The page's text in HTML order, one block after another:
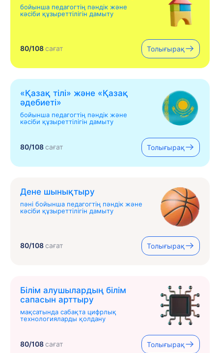
бойынша педагогтің пәндік және
кәсіби құзыреттілігін дамыту
80/108сағат Толығырақ
«Қазақ тілі» жəне «Қазақ
əдебиеті»
бойынша педагогтің пәндік және
кәсіби құзыреттілігін дамыту
80/108сағат Толығырақ
Дене шынықтыру
пәні бойынша педагогтің пәндік және
кәсіби құзыреттілігін дамыту
80/108сағат Толығырақ
Білім алушылардың білім
сапасын арттыру
мақсатында сабақта цифрлық
технологияларды қолдану
80/108сағат Толығырақ